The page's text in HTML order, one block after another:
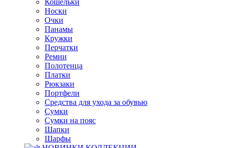
Кошельки
Носки
Очки
Панамы
Кружки
Перчатки
Ремни
Полотенца
Платки
Рюкзаки
Портфели
Средства для ухода за обувью
Сумки
Сумки на пояс
Шапки
Шарфы